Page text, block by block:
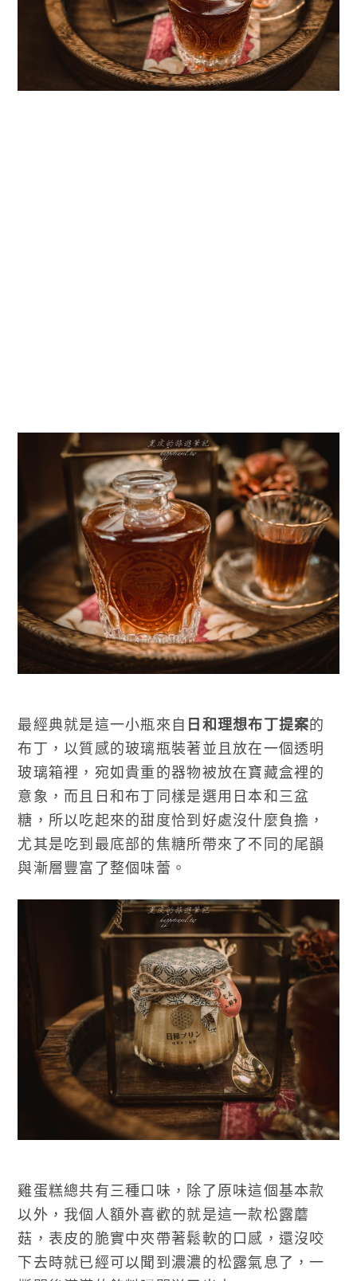
最經典就是這一小瓶來自 日和理想布丁提案的
布丁，以質感的玻璃瓶裝著並且放在一個透明
玻璃箱裡，宛如貴重的器物被放在寶藏盒裡的
意象，而且日和布丁同樣是選用日本和三盆
糖，所以吃起來的甜度恰到好處沒什麼負擔，
尤其是吃到最底部的焦糖所帶來了不同的尾韻
與漸層豐富了整個味蕾。
雞蛋糕總共有三種口味，除了原味這個基本款
以外，我個人額外喜歡的就是這一款松露蘑
菇，表皮的脆實中夾帶著鬆軟的口感，還沒咬
下去時就已經可以聞到濃濃的松露氣息了，一